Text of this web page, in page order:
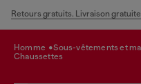
Retours gratuits. Livraison
homme sous-vêtements et
chaussettes